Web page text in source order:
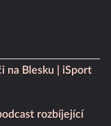
na Blesku
iSport
rozbíjející